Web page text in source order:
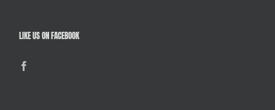
LIKE US ON FACEBOOK